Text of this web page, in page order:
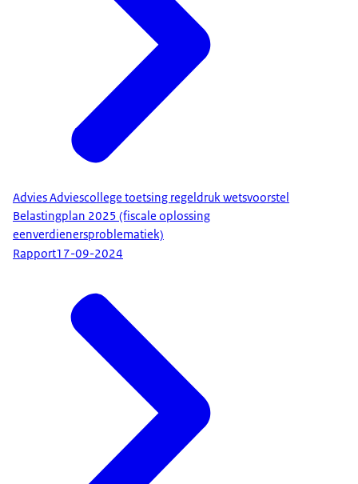
Advies Adviescollege toetsing regeldruk wetsvoorstel
Belastingplan 2025 (fiscale oplossing
eenverdienersproblematiek)
Rapport17-09-2024